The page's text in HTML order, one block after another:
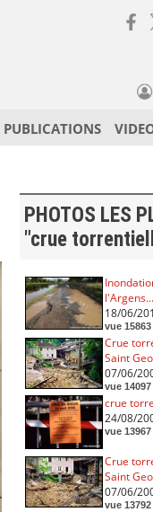
PUBLICATIONS
PHOTOS LES
"crue
l'Argens...
18/06/
vue
Crue
Saint
07/06/
vue
crue
24/08/
vue
Crue
Saint
07/06/
vue